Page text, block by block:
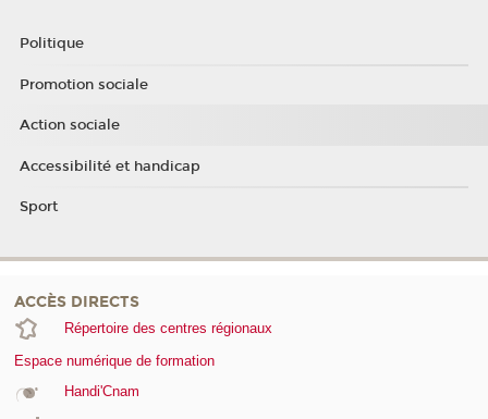
Politique
Promotion sociale
Action sociale
Accessibilité et handicap
Sport
ACCÈS DIRECTS
Répertoire des centres régionaux
Espace numérique de formation
Handi'Cnam